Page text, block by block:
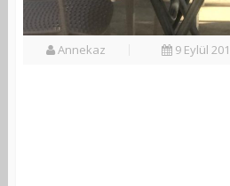
Annekaz 9 Eylül